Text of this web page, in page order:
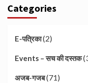
Categories
E-पत्रिका(2)
Events – सच की दस्तक
अजब-गजब(71)